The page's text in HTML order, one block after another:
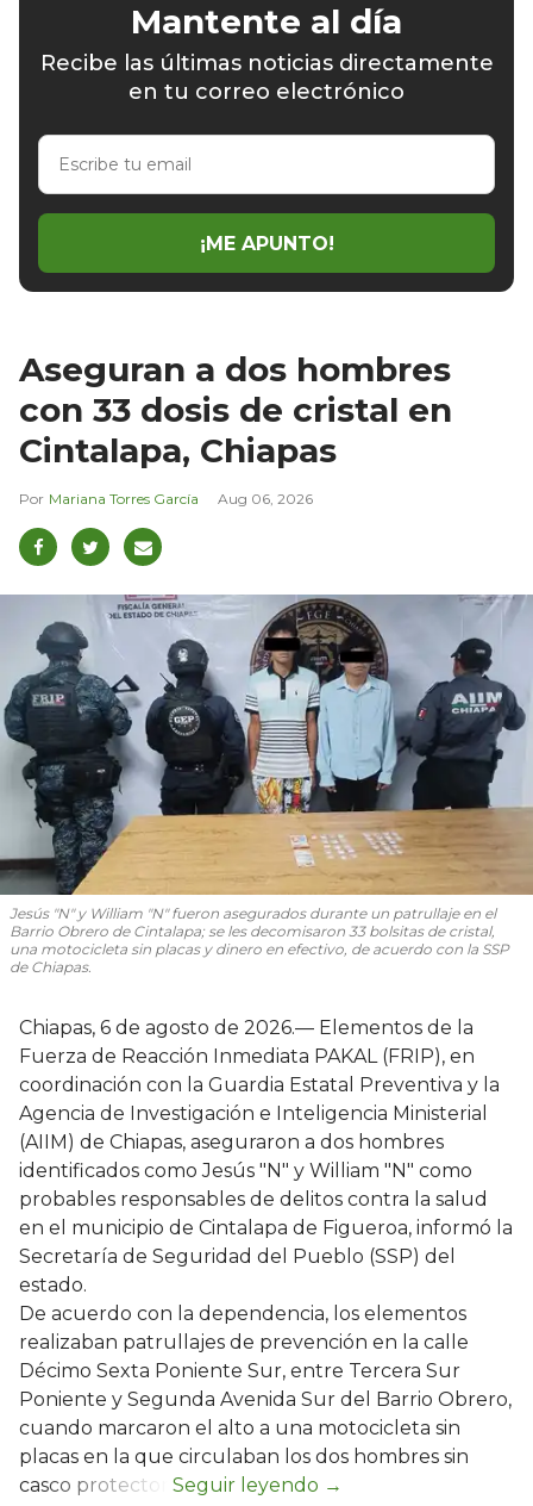
Mantente al día
Recibe las últimas noticias directamente
en tu correo electrónico
Escribe
email
¡ME APUNTO!
Aseguran a dos hombres
con 33 dosis de cristal en
Cintalapa, Chiapas
Mariana Torres García Aug 06, 2026
Jesús "N" y William "N" fueron asegurados durante un patrullaje en el
Barrio Obrero de Cintalapa; se les decomisaron 33 bolsitas de cristal,
una motocicleta sin placas y dinero en efectivo, de acuerdo con la SSP
de Chiapas.
Chiapas, 6 de agosto de 2026.— Elementos de la
Fuerza de Reacción Inmediata PAKAL (FRIP), en
coordinación con la Guardia Estatal Preventiva y la
Agencia de Investigación e Inteligencia Ministerial
(AIIM) de Chiapas, aseguraron a dos hombres
identificados como Jesús "N" y William "N" como
probables responsables de delitos contra la salud
en el municipio de Cintalapa de Figueroa, informó la
Secretaría de Seguridad del Pueblo (SSP) del
estado.
De acuerdo con la dependencia, los elementos
realizaban patrullajes de prevención en la calle
Décimo Sexta Poniente Sur, entre Tercera Sur
Poniente y Segunda Avenida Sur del Barrio Obrero,
cuando marcaron el alto a una motocicleta sin
placas en la que circulaban los dos hombres sin
casco protector.